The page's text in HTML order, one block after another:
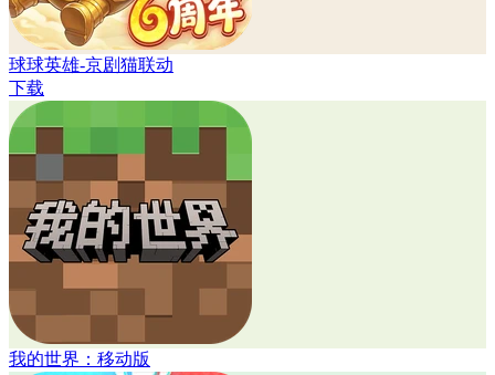
球球英雄-京剧猫联动
下载
我的世界：移动版